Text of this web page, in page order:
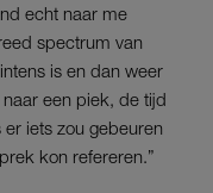
echt naar me
spectrum van
is en dan weer
een piek, de tijd
iets zou gebeuren
kon refereren.”